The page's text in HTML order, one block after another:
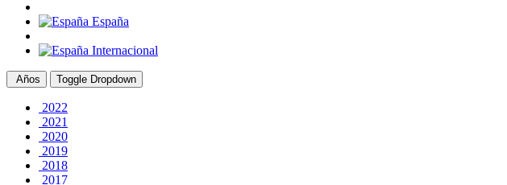
España
Internacional
Años Toggle Dropdown
2022
2021
2020
2019
2018
2017